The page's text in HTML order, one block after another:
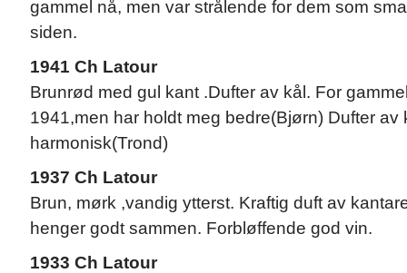
gammel nå, men var strålende for dem som
siden.
1941 Ch Latour
Brunrød med gul kant .Dufter av kål. For
1941,men har holdt meg bedre(Bjørn) Dufter av
harmonisk(Trond)
1937 Ch Latour
Brun, mørk ,vandig ytterst. Kraftig duft av
henger godt sammen. Forbløffende god vin.
1933 Ch Latour